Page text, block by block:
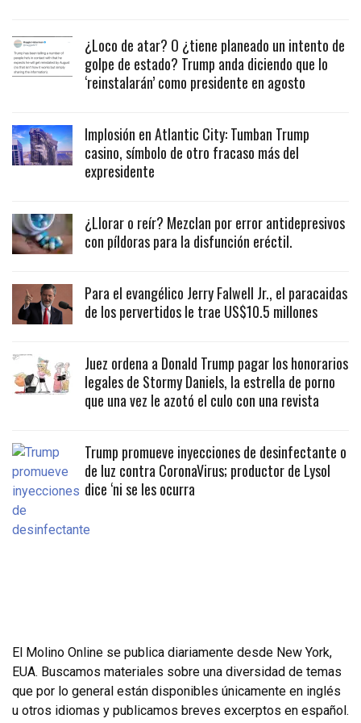
¿Loco de atar? O ¿tiene planeado un intento de
golpe de estado? Trump anda diciendo que lo
‘reinstalarán’ como presidente en agosto
Implosión en Atlantic City: Tumban Trump
casino, símbolo de otro fracaso más del
expresidente
¿Llorar o reír? Mezclan por error antidepresivos
con píldoras para la disfunción eréctil.
Para el evangélico Jerry Falwell Jr., el paracaidas
de los pervertidos le trae US$10.5 millones
Juez ordena a Donald Trump pagar los honorarios
legales de Stormy Daniels, la estrella de porno
que una vez le azotó el culo con una revista
Trump promueve inyecciones de desinfectante o
de luz contra CoronaVirus; productor de Lysol
dice ‘ni se les ocurra
El Molino Online se publica diariamente desde New York,
EUA. Buscamos materiales sobre una diversidad de temas
que por lo general están disponibles únicamente en inglés
u otros idiomas y publicamos breves excerptos en español.